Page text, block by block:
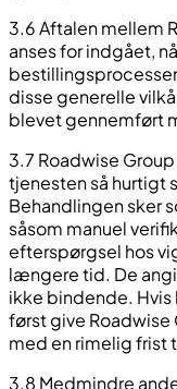
3.6 Aftalen mellem
anses for indgået,
disse generelle
blevet gennemført
3.7 Roadwise
tjenesten så hurtigt
Behandlingen sker
såsom manuel
efterspørgsel hos
længere tid. De
ikke bindende. Hvis
først give Roadwise
med en rimelig frist
3.8 Medmindre